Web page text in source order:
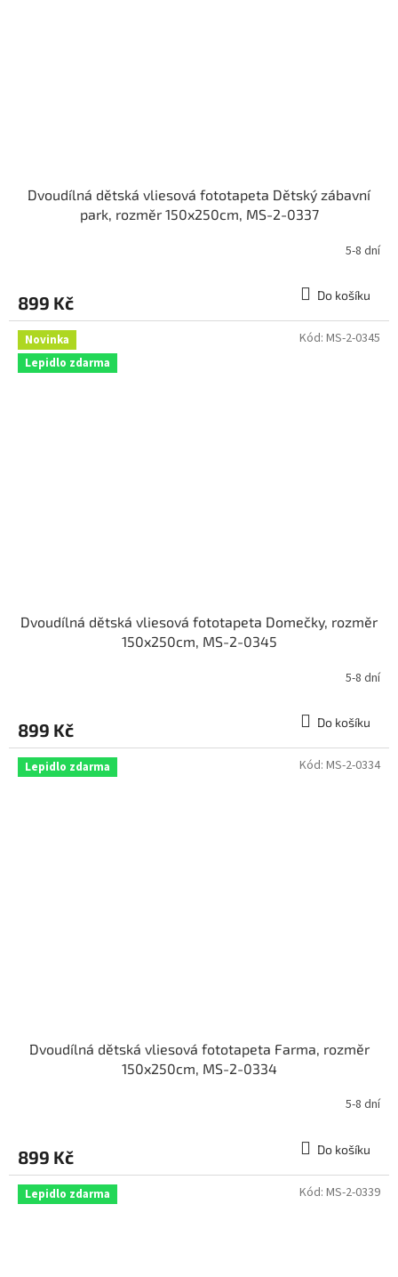
Dvoudílná dětská vliesová fototapeta Dětský zábavní
park, rozměr 150x250cm, MS-2-0337
5-8 dní
899 Kč Do košíku
Novinka
Lepidlo zdarma
Dvoudílná dětská vliesová fototapeta Domečky, rozměr
150x250cm, MS-2-0345
5-8 dní
899 Kč Do košíku
Kód: MS-2-0345
Lepidlo zdarma
Dvoudílná dětská vliesová fototapeta Farma, rozměr
150x250cm, MS-2-0334
5-8 dní
899 Kč Do košíku
Kód: MS-2-0334
Lepidlo zdarma Kód: MS-2-0339